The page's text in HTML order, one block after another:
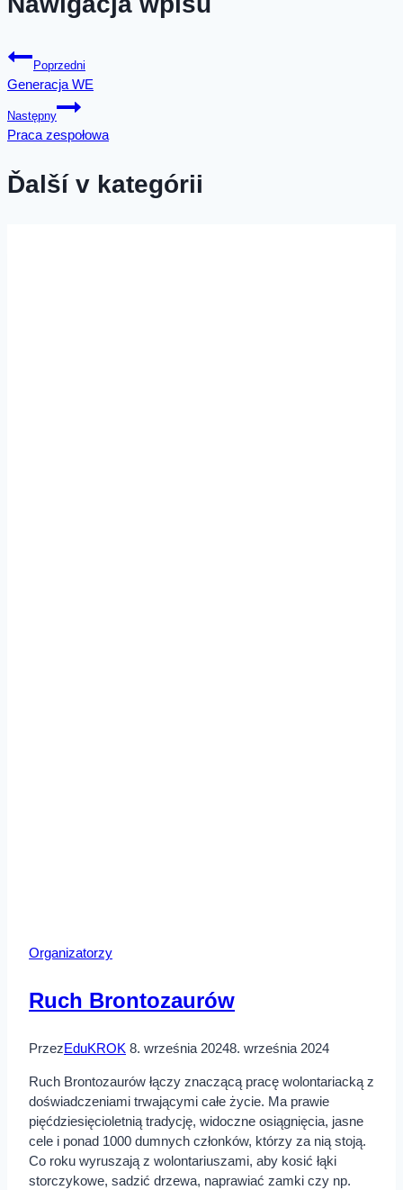
Poprzedni
Generacja WE
Następny
Praca zespołowa
Ďalší v kategórii
Organizatorzy
Ruch Brontozaurów
PrzezEduKROK 8. września 20248. września 2024
Ruch Brontozaurów łączy znaczącą pracę wolontariacką z
doświadczeniami trwającymi całe życie. Ma prawie
pięćdziesięcioletnią tradycję, widoczne osiągnięcia, jasne
cele i ponad 1000 dumnych członków, którzy za nią stoją.
Co roku wyruszają z wolontariuszami, aby kosić łąki
storczykowe, sadzić drzewa, naprawiać zamki czy np.